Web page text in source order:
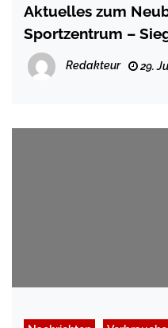
Aktuelles zum
Sportzentrum –
Grundlage
Redakteur 29.